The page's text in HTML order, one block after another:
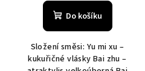
Do košíku
Složení směsi: Yu mi xu –
kukuřičné vlásky Bai zhu –